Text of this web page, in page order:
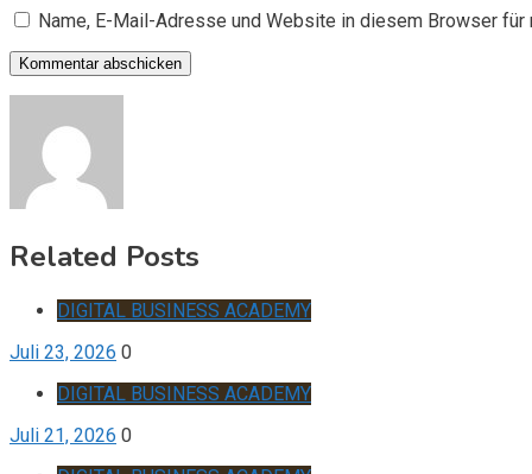
Name, E-Mail-Adresse und Website in diesem Browser
Related Posts
DIGITAL BUSINESS ACADEMY
Juli 23, 2026 0
DIGITAL BUSINESS ACADEMY
Juli 21, 2026 0